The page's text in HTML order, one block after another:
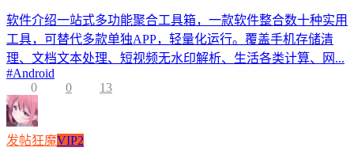
软件介绍一站式多功能聚合工具箱，一款软件整合数十种实用
工具，可替代多款单独APP，轻量化运行。覆盖手机存储清
理、文档文本处理、短视频无水印解析、生活各类计算、网...
#Android
0
0 13
发帖狂魔VIP2